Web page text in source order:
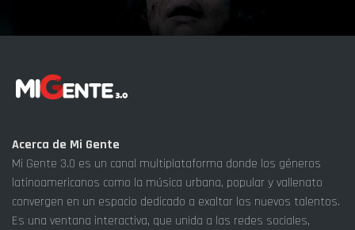
Acerca de Mi Gente
Mi Gente 3.0 es un canal multiplataforma donde los géneros
latinoamericanos como la música urbana, popular y vallenato
convergen en un espacio dedicado a exaltar los nuevos talentos.
Es una ventana interactiva, que unida a las redes sociales,